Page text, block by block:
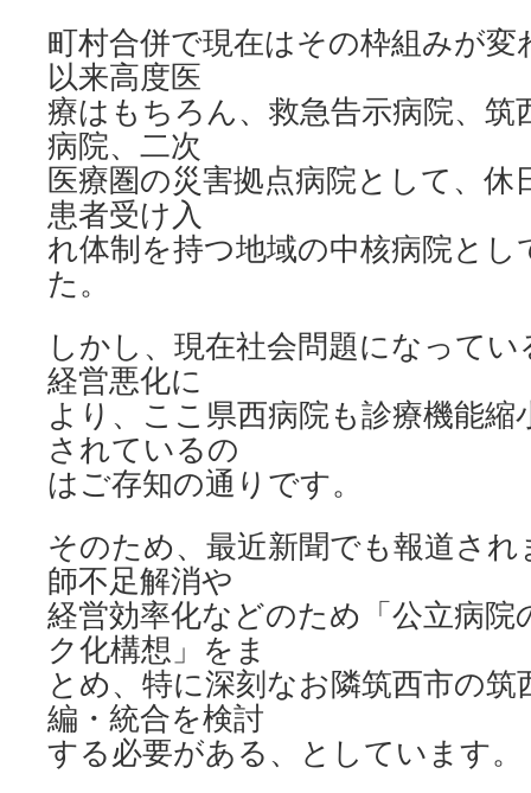
町村合併で現在はその枠組みが
以来高度医
療はもちろん、救急告示病院、筑
病院、二次
医療圏の災害拠点病院として、休
患者受け入
れ体制を持つ地域の中核病院と
た。
しかし、現在社会問題になって
経営悪化に
より、ここ県西病院も診療機能
されているの
はご存知の通りです。
そのため、最近新聞でも報道さ
師不足解消や
経営効率化などのため「公立病院
ク化構想」をま
とめ、特に深刻なお隣筑西市の筑
編・統合を検討
する必要がある、としています。